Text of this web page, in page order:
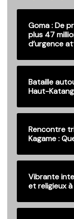
Goma : De
plus 47
d’urgence
Bataille
Haut-
Rencontre
Kagame :
Vibrante
et religieux